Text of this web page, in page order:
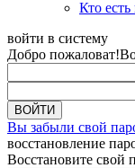
Кто
войти в систему
Добро пожаловат!
Вы забыли свой
восстановление
Восстановите свой